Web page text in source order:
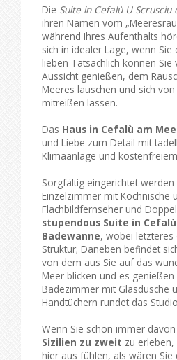
Die Suite in Cefalù U
ihren Namen vom
während Ihres Aufenthalts
sich in idealer Lage, wenn Sie
lieben Tatsächlich können
Aussicht genießen, dem
Meeres lauschen und sich
mitreißen lassen.
Das Haus in Cefalù am
und Liebe zum Detail mit
Klimaanlage und
Sorgfältig eingerichtet
Einzelzimmer mit Kochnische
Flachbildfernseher und
stupendous Suite in
Badewanne, wobei letzteres
Struktur; Daneben befindet
von dem aus Sie auf das
Meer blicken und es
Badezimmer mit Glasdusche
Handtüchern rundet das
Wenn Sie schon immer
Sizilien zu zweit zu
hier aus fühlen, als wären